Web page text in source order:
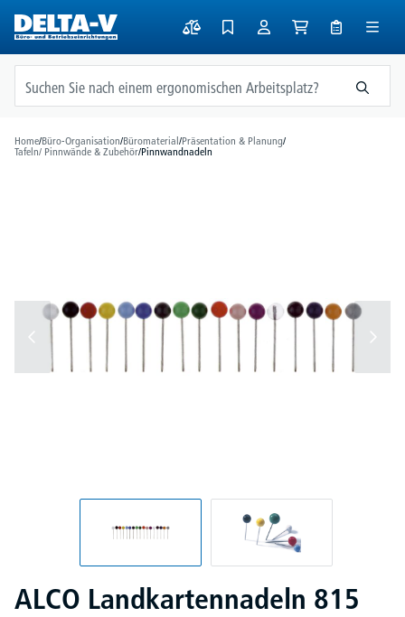
springen
Home/Büro-Organisation/Büromaterial/Präsentation & Planung/
Tafeln/ Pinnwände & Zubehör/Pinnwandnadeln
ALCO Landkartennadeln 815